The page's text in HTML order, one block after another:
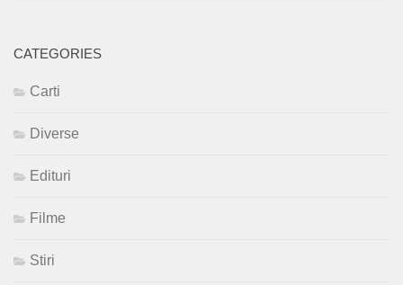
CATEGORIES
Carti
Diverse
Edituri
Filme
Stiri